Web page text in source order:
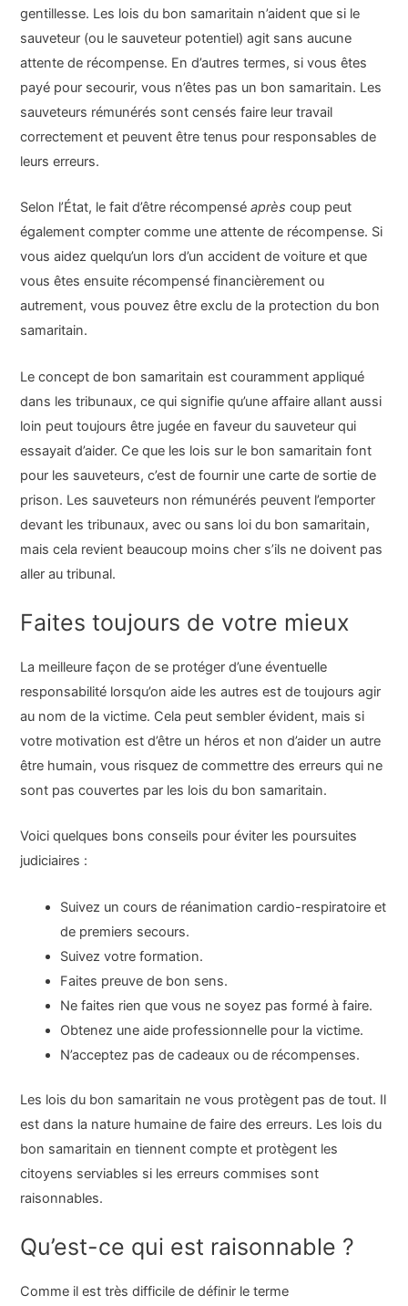
gentillesse. Les lois du bon samaritain n’aident que si le
sauveteur (ou le sauveteur potentiel) agit sans aucune
attente de récompense. En d’autres termes, si vous êtes
payé pour secourir, vous n’êtes pas un bon samaritain. Les
sauveteurs rémunérés sont censés faire leur travail
correctement et peuvent être tenus pour responsables de
leurs erreurs.
Selon l’État, le fait d’être récompenséaprès coup peut
également compter comme une attente de récompense. Si
vous aidez quelqu’un lors d’un accident de voiture et que
vous êtes ensuite récompensé financièrement ou
autrement, vous pouvez être exclu de la protection du bon
samaritain.
Le concept de bon samaritain est couramment appliqué
dans les tribunaux, ce qui signifie qu’une affaire allant aussi
loin peut toujours être jugée en faveur du sauveteur qui
essayait d’aider. Ce que les lois sur le bon samaritain font
pour les sauveteurs, c’est de fournir une carte de sortie de
prison. Les sauveteurs non rémunérés peuvent l’emporter
devant les tribunaux, avec ou sans loi du bon samaritain,
mais cela revient beaucoup moins cher s’ils ne doivent pas
aller au tribunal.
Faites toujours de votre mieux
La meilleure façon de se protéger d’une éventuelle
responsabilité lorsqu’on aide les autres est de toujours agir
au nom de la victime. Cela peut sembler évident, mais si
votre motivation est d’être un héros et non d’aider un autre
être humain, vous risquez de commettre des erreurs qui ne
sont pas couvertes par les lois du bon samaritain.
Voici quelques bons conseils pour éviter les poursuites
judiciaires :
Suivez un cours de réanimation cardio-respiratoire et
de premiers secours.
Suivez votre formation.
Faites preuve de bon sens.
Ne faites rien que vous ne soyez pas formé à faire.
Obtenez une aide professionnelle pour la victime.
N’acceptez pas de cadeaux ou de récompenses.
Les lois du bon samaritain ne vous protègent pas de tout. Il
est dans la nature humaine de faire des erreurs. Les lois du
bon samaritain en tiennent compte et protègent les
citoyens serviables si les erreurs commises sont
raisonnables.
Qu’est-ce qui est raisonnable ?
Comme il est très difficile de définir le terme